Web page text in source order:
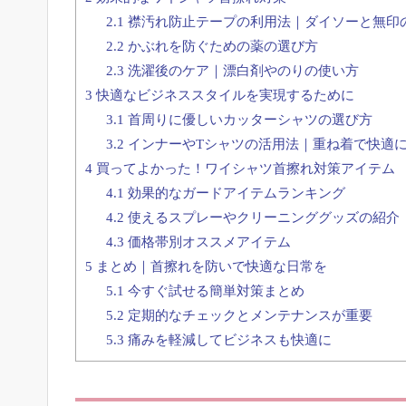
2.1 襟汚れ防止テープの利用法｜ダイソーと無印
2.2 かぶれを防ぐための薬の選び方
2.3 洗濯後のケア｜漂白剤やのりの使い方
3 快適なビジネススタイルを実現するために
3.1 首周りに優しいカッターシャツの選び方
3.2 インナーやTシャツの活用法｜重ね着で快適に
4 買ってよかった！ワイシャツ首擦れ対策アイテム
4.1 効果的なガードアイテムランキング
4.2 使えるスプレーやクリーニンググッズの紹介
4.3 価格帯別オススメアイテム
5 まとめ｜首擦れを防いで快適な日常を
5.1 今すぐ試せる簡単対策まとめ
5.2 定期的なチェックとメンテナンスが重要
5.3 痛みを軽減してビジネスも快適に